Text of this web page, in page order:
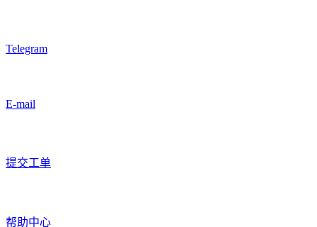
Telegram
E-mail
提交工单
帮助中心